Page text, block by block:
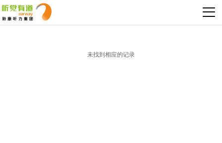
未找到相应的记录